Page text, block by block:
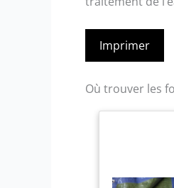
Imprimer
Où trouver les